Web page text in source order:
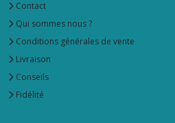
Contact
Qui sommes nous ?
Conditions générales de vente
Livraison
Conseils
Fidélité